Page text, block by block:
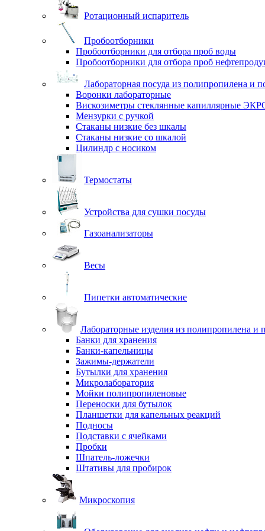
Ротационный испаритель
Пробоотборники
Пробоотборники для отбора проб воды
Пробоотборники для отбора проб
Лабораторная посуда из полипропилена и
Воронки лабораторные
Вискозиметры стеклянные капиллярные
Мензурки с ручкой
Стаканы низкие без шкалы
Стаканы низкие со шкалой
Цилиндр с носиком
Термостаты
Устройства для сушки посуды
Газоанализаторы
Весы
Пипетки автоматические
Лабораторные изделия из полипропилена и
Банки для хранения
Банки-капельницы
Зажимы-держатели
Бутылки для хранения
Микролаборатория
Мойки полипропиленовые
Переноски для бутылок
Планшетки для капельных реакций
Подносы
Подставки с ячейками
Пробки
Шпатель-ложечки
Штативы для пробирок
Микроскопия